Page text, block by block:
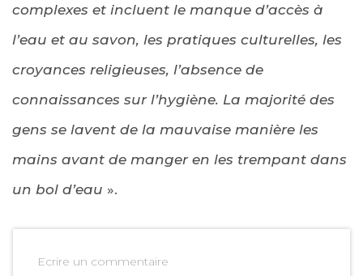
complexes et incluent le manque d’accès à
l’eau et au savon, les pratiques culturelles, les
croyances religieuses, l’absence de
connaissances sur l’hygiène. La majorité des
gens se lavent de la mauvaise manière les
mains avant de manger en les trempant dans
un bol d’eau ».
Ecrire un commentaire